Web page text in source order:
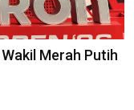
Merah Putih